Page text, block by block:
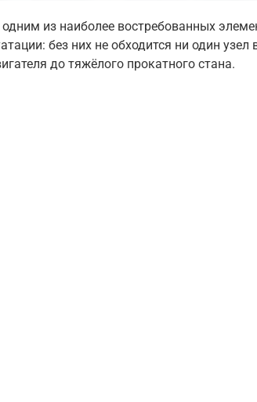
из наиболее востребованных
без них не обходится ни один
до тяжёлого прокатного стана.